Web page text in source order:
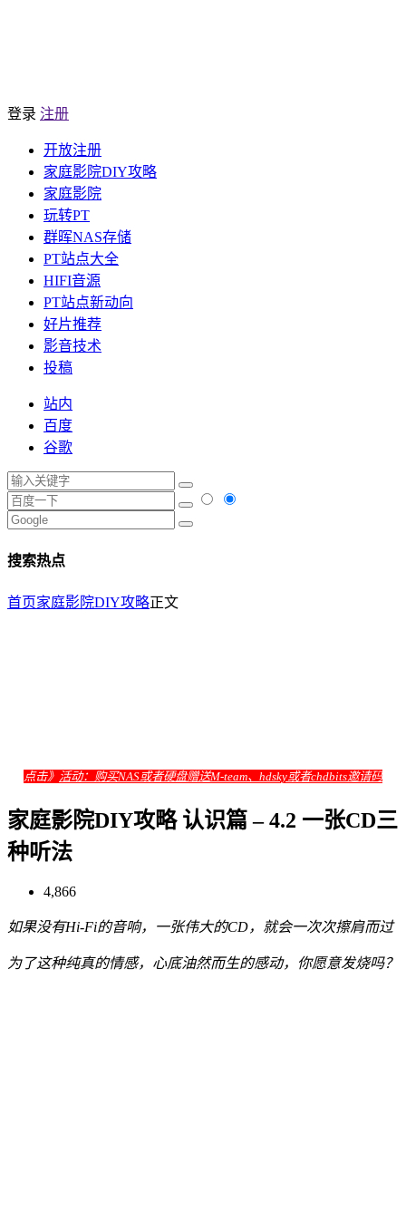
登录 注册
开放注册
家庭影院DIY攻略
家庭影院
玩转PT
群晖NAS存储
PT站点大全
HIFI音源
PT站点新动向
好片推荐
影音技术
投稿
站内
百度
谷歌
搜索热点
首页家庭影院DIY攻略正文
点击》 活动：购买NAS或者硬盘赠送M-team、hdsky或者chdbits邀请码
家庭影院DIY攻略 认识篇 – 4.2 一张CD三
种听法
4,866
如果没有Hi-Fi的音响，一张伟大的CD，就会一次次擦肩而过
为了这种纯真的情感，心底油然而生的感动，你愿意发烧吗？